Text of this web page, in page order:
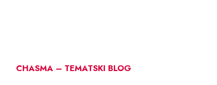
CHASMA – TEMATSKI BLOG